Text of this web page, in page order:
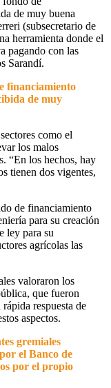
de muy buena
(subsecretario de
herramienta donde el
pagando con las
Sarandí.
financiamiento
de muy
como el
los malos
“En los hechos, hay
tienen dos vigentes,
de financiamiento
para su creación
ley para su
agrícolas las
valoraron los
que fueron
respuesta de
aspectos.
gremiales
el Banco de
por el propio